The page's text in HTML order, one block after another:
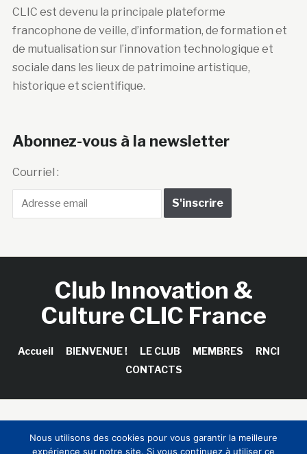
CLIC est devenu la principale plateforme
francophone de veille, d’information, de formation et
de mutualisation sur l’innovation technologique et
sociale dans les lieux de patrimoine artistique,
historique et scientifique.
Abonnez-vous à la newsletter
Courriel :
Club Innovation &
Culture CLIC France
Accueil BIENVENUE ! LE CLUB MEMBRES
RNCI
CONTACTS
Sinapses Conseils
Nous utilisons des cookies pour vous garantir la meilleure
expérience sur notre site. Si vous continuez à utiliser ce